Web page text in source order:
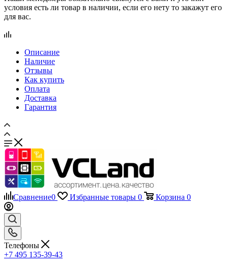
для вас.
Наличие
Отзывы
Как купить
Оплата
Доставка
Гарантия
Сравнение 0 Избранные товары 0
Телефоны
+7 495 135-39-43